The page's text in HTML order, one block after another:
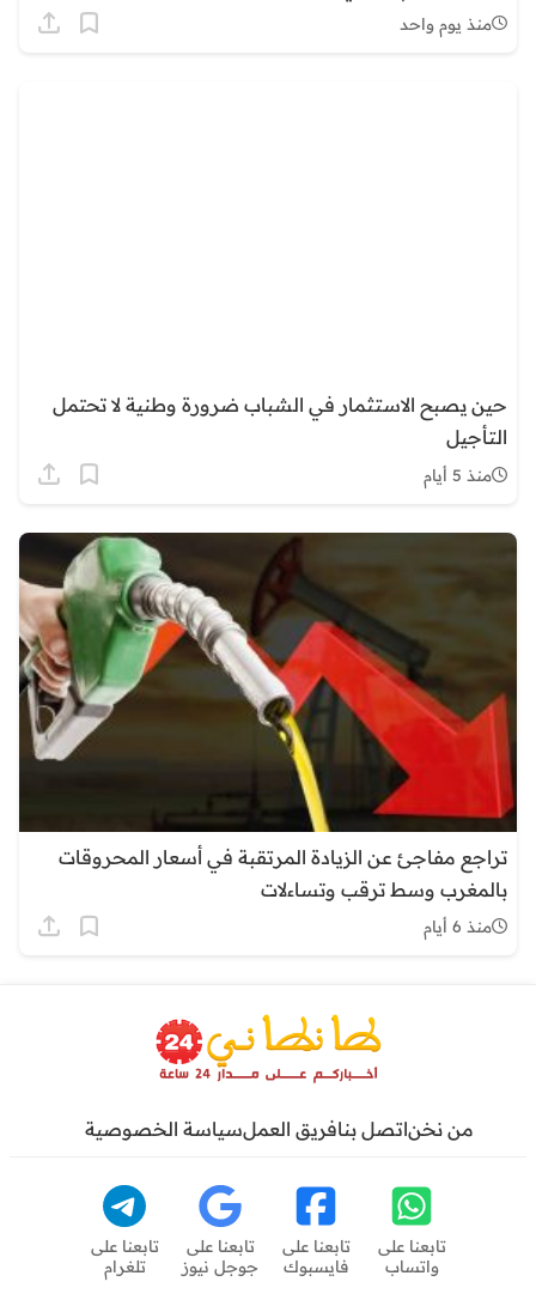
منذ يوم واحد
حين يصبح الاستثمار في الشباب ضرورة وطنية لا تحتمل
التأجيل
منذ 5 أيام
تراجع مفاجئ عن الزيادة المرتقبة في أسعار المحروقات
بالمغرب وسط ترقب وتساءلات
منذ 6 أيام
من نخناتصل بنافريق العملسياسة الخصوصية
تابعنا على
واتساب
تابعنا على
فايسبوك
تابعنا على
جوجل نيوز
تابعنا على
تلغرام